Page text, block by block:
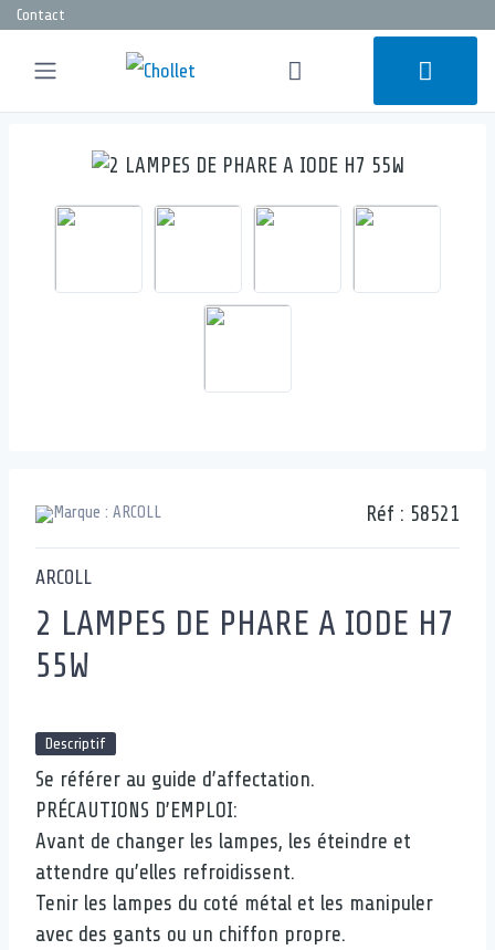
Contact
Réf : 58521
ARCOLL
2 LAMPES DE PHARE A IODE H7
55W
Descriptif
Se référer au guide d’affectation.
PRÉCAUTIONS D’EMPLOI:
Avant de changer les lampes, les éteindre et
attendre qu’elles refroidissent.
Tenir les lampes du coté métal et les manipuler
avec des gants ou un chiffon propre.